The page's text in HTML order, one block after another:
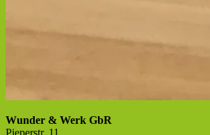
Wunder & Werk GbR
Pieperstr. 11